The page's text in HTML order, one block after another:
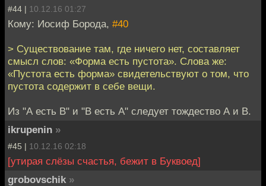
#44 | 10.12.16 01:27
Кому: Иосиф Борода, #40
> Существование там, где ничего нет, составляет
смысл слов: «Форма есть пустота». Слова же:
«Пустота есть форма» свидетельствуют о том, что
пустота содержит в себе вещи.
Из "А есть В" и "В есть А" следует тождество А и В.
ikrupenin »
#45 | 10.12.16 02:18
[утирая слёзы счастья, бежит в Буквоед]
grobovschik »